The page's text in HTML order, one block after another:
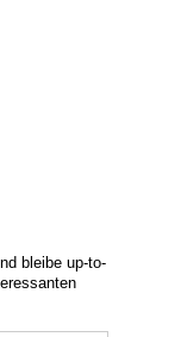
bleibe up-to-